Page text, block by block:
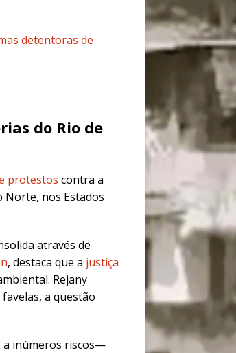
detentoras de
do Rio de
protestos contra a
Norte, nos Estados
através de
, destaca que a justiça
Rejany
favelas, a questão
a inúmeros riscos—